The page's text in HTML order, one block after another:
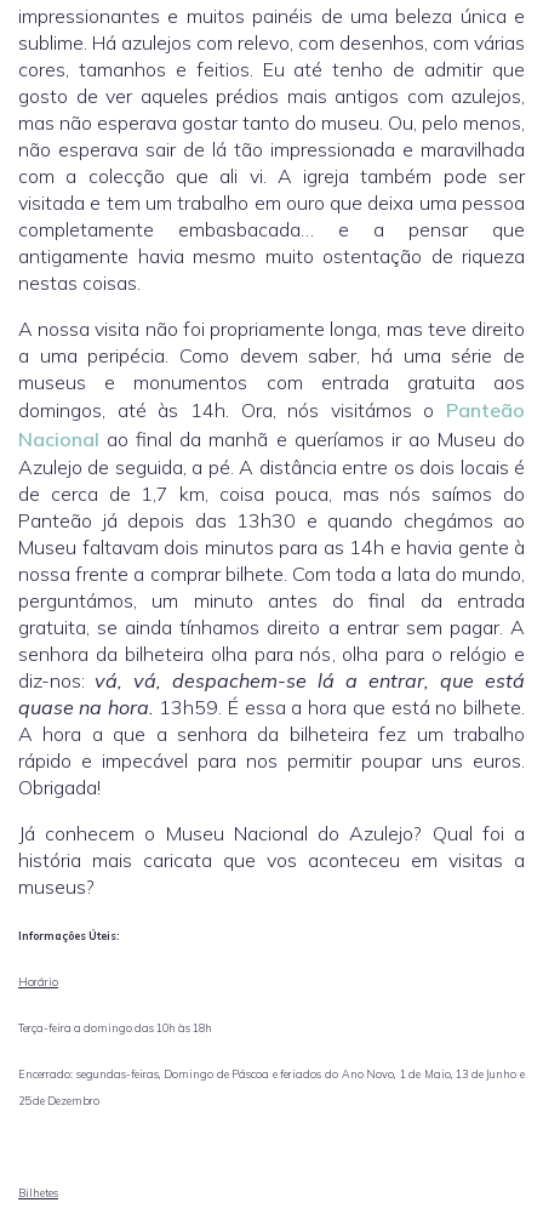
impressionantes e muitos painéis de uma beleza única e
sublime. Há azulejos com relevo, com desenhos, com várias
cores, tamanhos e feitios. Eu até tenho de admitir que
gosto de ver aqueles prédios mais antigos com azulejos,
mas não esperava gostar tanto do museu. Ou, pelo menos,
não esperava sair de lá tão impressionada e maravilhada
com a colecção que ali vi. A igreja também pode ser
visitada e tem um trabalho em ouro que deixa uma pessoa
completamente embasbacada… e a pensar que
antigamente havia mesmo muito ostentação de riqueza
nestas coisas.
A nossa visita não foi propriamente longa, mas teve direito
a uma peripécia. Como devem saber, há uma série de
museus e monumentos com entrada gratuita aos
domingos, até às 14h. Ora, nós visitámos o Panteão
Nacional ao final da manhã e queríamos ir ao Museu do
Azulejo de seguida, a pé. A distância entre os dois locais é
de cerca de 1,7 km, coisa pouca, mas nós saímos do
Panteão já depois das 13h30 e quando chegámos ao
Museu faltavam dois minutos para as 14h e havia gente à
nossa frente a comprar bilhete. Com toda a lata do mundo,
perguntámos, um minuto antes do final da entrada
gratuita, se ainda tínhamos direito a entrar sem pagar. A
senhora da bilheteira olha para nós, olha para o relógio e
diz-nos: vá, vá, despachem-se lá a entrar, que está
quase na hora. 13h59. É essa a hora que está no bilhete.
A hora a que a senhora da bilheteira fez um trabalho
rápido e impecável para nos permitir poupar uns euros.
Obrigada!
Já conhecem o Museu Nacional do Azulejo? Qual foi a
história mais caricata que vos aconteceu em visitas a
museus?
Informações Úteis:
Horário
Terça-feira a domingo das 10h às 18h
Encerrado: segundas-feiras, Domingo de Páscoa e feriados do Ano Novo, 1 de Maio, 13 de Junho e
25 de Dezembro
Bilhetes